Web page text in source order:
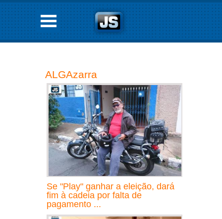
ALGAzarra
Se "Play" ganhar a eleição, dará
fim à cadeia por falta de
pagamento ...